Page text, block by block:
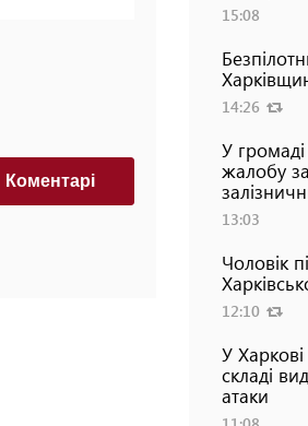
Коментарi
15:08
14:26
У
жалобу
13:03
Чоловік
12:10
У
складі
атаки